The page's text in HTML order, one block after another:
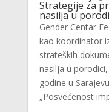
Strategije za
nasilja u
Gender Centar
kao koordinator
strateških
nasilja u
godine u
„Posvećenost